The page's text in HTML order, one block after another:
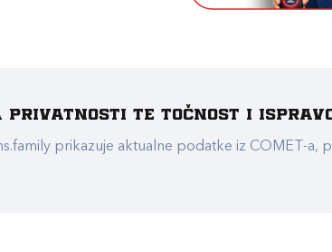
privatnosti te točnost i
prikazuje aktualne podatke iz COMET-